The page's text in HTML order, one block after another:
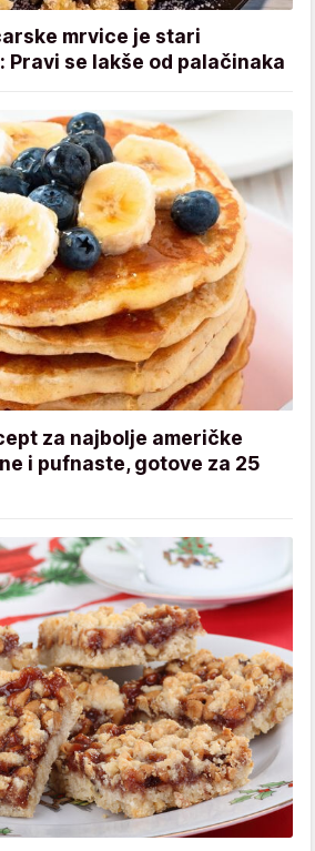
mrvice je stari
se lakše od palačinaka
za najbolje američke
i pufnaste, gotove za 25